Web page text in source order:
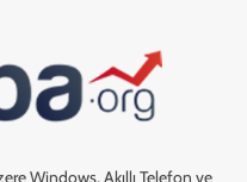
Windows, Akıllı Telefon ve